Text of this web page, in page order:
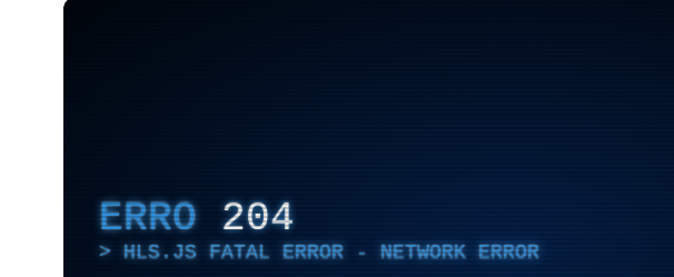
ERRO 204
HLS.JS FATAL ERROR - NETWORK ERROR